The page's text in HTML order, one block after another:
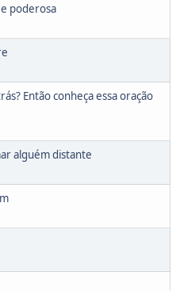
poderosa
Então conheça essa oração
alguém distante